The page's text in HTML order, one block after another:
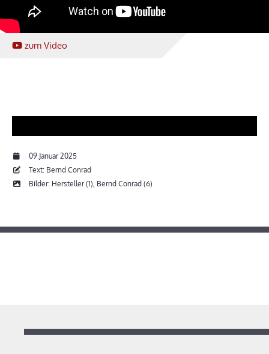
zum Video
09.Januar 2025
Text: Bernd Conrad
Bilder: Hersteller (1), Bernd Conrad (6)